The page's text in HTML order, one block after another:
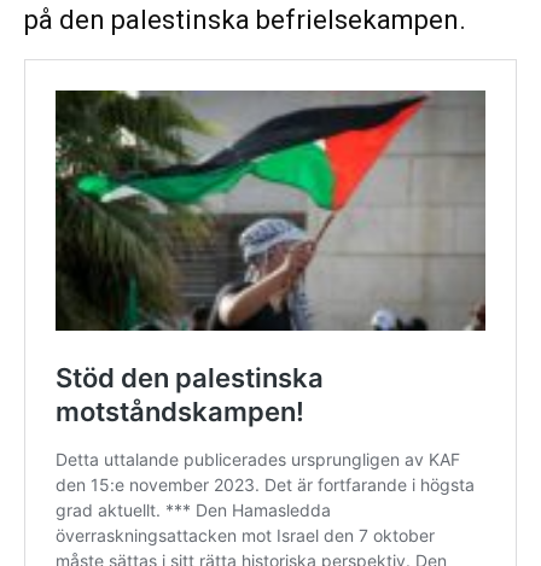
på den palestinska befrielsekampen.